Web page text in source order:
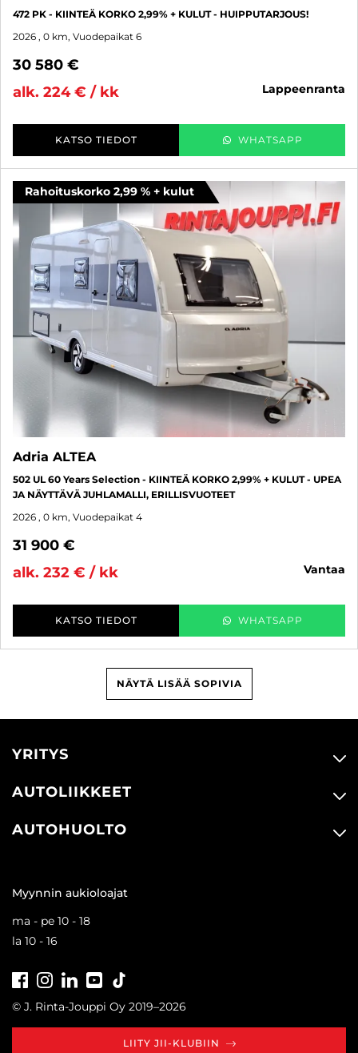
472 PK - KIINTEÄ KORKO 2,99% + KULUT - HUIPPUTARJOUS!
2026 , 0 km, Vuodepaikat 6
30 580 €
alk. 224 € / kk
lappeenranta
KATSO TIEDOT WHATSAPP
Rahoituskorko 2,99 % + kulut
Adria ALTEA
502 UL 60 Years Selection - KIINTEÄ KORKO 2,99% + KULUT - UPEA
JA NÄYTTÄVÄ JUHLAMALLI, ERILLISVUOTEET
2026 , 0 km, Vuodepaikat 4
31 900 €
alk. 232 € / kk
vantaa
KATSO TIEDOT WHATSAPP
NÄYTÄ LISÄÄ SOPIVIA
YRITYS
AUTOLIIKKEET
AUTOHUOLTO
Myynnin aukioloajat
ma - pe 10 - 18
la 10 - 16
FacebookInstagramLinkedInYoutube
© J. Rinta-Jouppi Oy 2019–2026
LIITY JII-KLUBIIN